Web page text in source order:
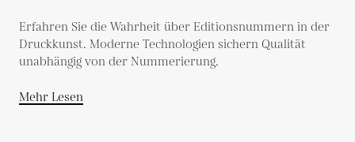
Erfahren Sie die Wahrheit über Editionsnummern in der
Druckkunst. Moderne Technologien sichern Qualität
unabhängig von der Nummerierung.
Mehr Lesen